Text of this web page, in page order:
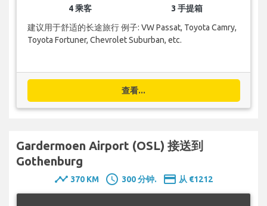
4 乘客
3 手提箱
建议用于舒适的长途旅行 例子: VW Passat, Toyota Camry,
Toyota Fortuner, Chevrolet Suburban, etc.
查看...
Gardermoen Airport (OSL) 接送到
Gothenburg
timeline 370 KM schedule 300 分钟. payment 从 €1212